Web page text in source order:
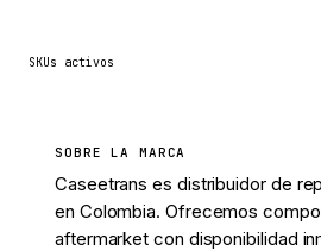
SKUs activos
SOBRE LA MARCA
Caseetrans es distribuidor de
en Colombia. Ofrecemos
aftermarket con disponibilidad